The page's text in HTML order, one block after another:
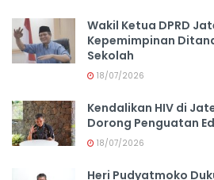
Wakil Ketua DPRD
Kepemimpinan
Sekolah
18/07/2026
Kendalikan HIV di
Dorong Penguatan
18/07/2026
Heri Pudyatmoko